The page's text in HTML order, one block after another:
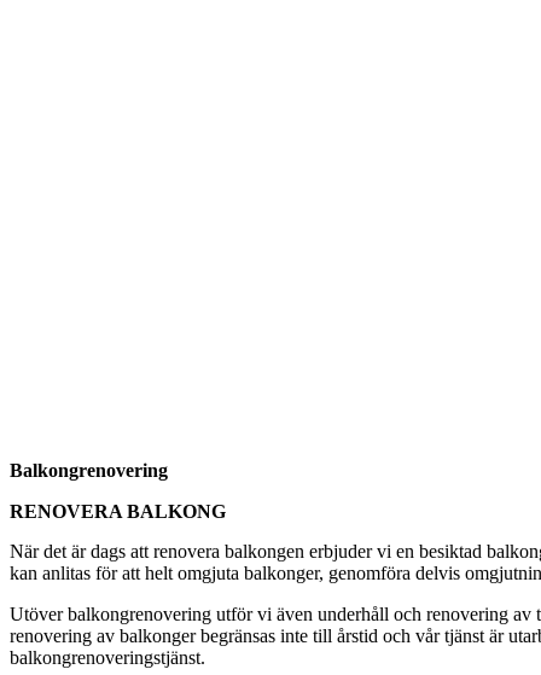
Balkongrenovering
RENOVERA BALKONG
När det är dags att renovera balkongen erbjuder vi en besiktad
kan anlitas för att helt omgjuta balkonger, genomföra delvis
Utöver balkongrenovering utför vi även underhåll och renovering av
renovering av balkonger begränsas inte till årstid och vår tjänst är
balkongrenoveringstjänst.